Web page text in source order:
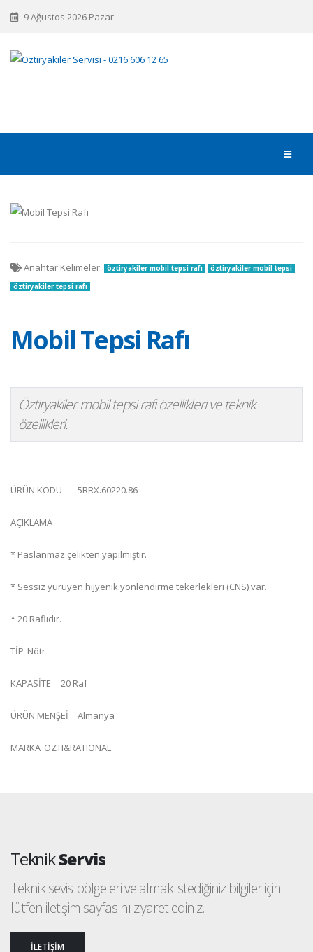
9 Ağustos 2026 Pazar
Mobil Tepsi Rafı
Öztiryakiler mobil tepsi rafı özellikleri ve teknik
özellikleri.
ÜRÜN KODU 5RRX.60220.86
AÇIKLAMA
* Paslanmaz çelikten yapılmıştır.
* Sessiz yürüyen hijyenik yönlendirme tekerlekleri (CNS) var.
* 20 Raflıdır.
TİP Nötr
KAPASİTE 20 Raf
ÜRÜN MENŞEİ Almanya
MARKA OZTI&RATIONAL
Anahtar Kelimeler: öztiryakiler mobil tepsi rafı
öztiryakiler mobil tepsi
öztiryakiler tepsi rafı
TeknikServis
Teknik sevis bölgeleri ve almak istediğiniz bilgiler için
lütfen iletişim sayfasını ziyaret ediniz.
İLETİŞİM